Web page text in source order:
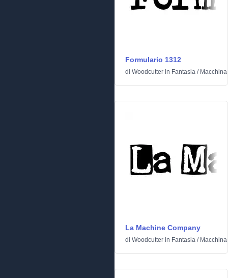
Formulario 1312
di Woodcutter in Fantasia /
La Machine Company
di Woodcutter in Fantasia /